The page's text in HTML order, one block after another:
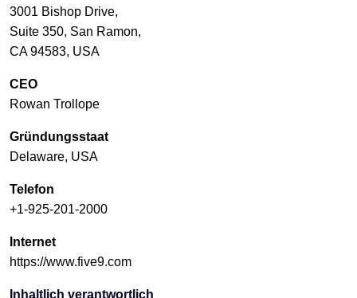
3001 Bishop Drive,
Suite 350, San Ramon,
CA 94583, USA
CEO
Rowan Trollope
Gründungsstaat
Delaware, USA
Telefon
+1-925-201-2000
Internet
https://www.five9.com
Inhaltlich verantwortlich